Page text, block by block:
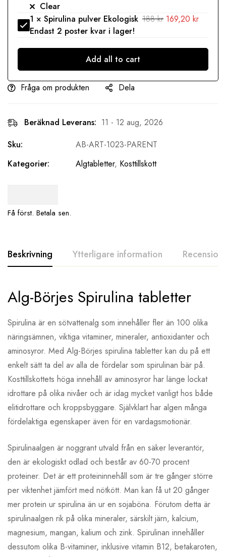
Clear
Spirulina
1 × Spirulina pulver Ekologisk 188kr 169,20 kr
Endast 2 poster kvar i lager!
Add all to cart
Fråga om produkten Dela
Beräknad Leverans: 11 - 12 aug, 2026
Sku:
AB-ART-1023-PARENT
Kategorier:
Algtabletter, Kosttillskott
Få först. Betala sen.
Beskrivning Ytterligare information
Alg-Börjes Spirulina tabletter
Spirulina är en sötvattenalg som innehåller fler än 100 olika
näringsämnen, viktiga vitaminer, mineraler, antioxidanter och
aminosyror. Med Alg-Börjes spirulina tabletter kan du på ett
enkelt sätt ta del av alla de fördelar som spirulinan bär på.
Kosttillskottets höga innehåll av aminosyror har länge lockat
idrottare på olika nivåer och är idag mycket vanligt hos både
elitidrottare och kroppsbyggare. Självklart har algen många
fördelaktiga egenskaper även för en vardagsmotionär.
Spirulinaalgen är noggrant utvald från en säker leverantör,
den är ekologiskt odlad och består av 60-70 procent
proteiner. Det är ett proteininnehåll som är tre gånger större
per viktenhet jämfört med nötkött. Man kan få ut 20 gånger
mer protein ur spirulina än ur en sojaböna. Förutom detta är
spirulinaalgen rik på olika mineraler, särskilt järn, kalcium,
magnesium, mangan, kalium och zink. Spirulinan innehåller
dessutom olika B-vitaminer, inklusive vitamin B12, betakaroten,